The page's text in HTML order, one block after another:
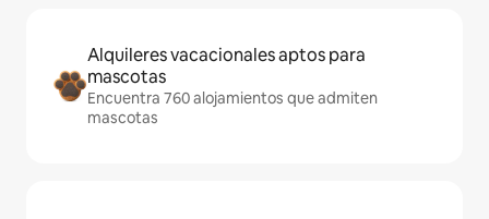
Alquileres vacacionales aptos para
mascotas
Encuentra 760 alojamientos que admiten
mascotas